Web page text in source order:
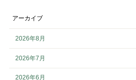
アーカイブ
2026年8月
2026年7月
2026年6月